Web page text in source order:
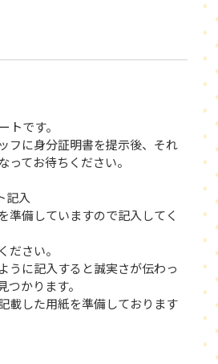
トです。
フに身分証明書を提示後、それ
ってお待ちください。
記入
準備していますので記入してく
ださい。
うに記入すると誠実さが伝わっ
つかります。
載した用紙を準備しております